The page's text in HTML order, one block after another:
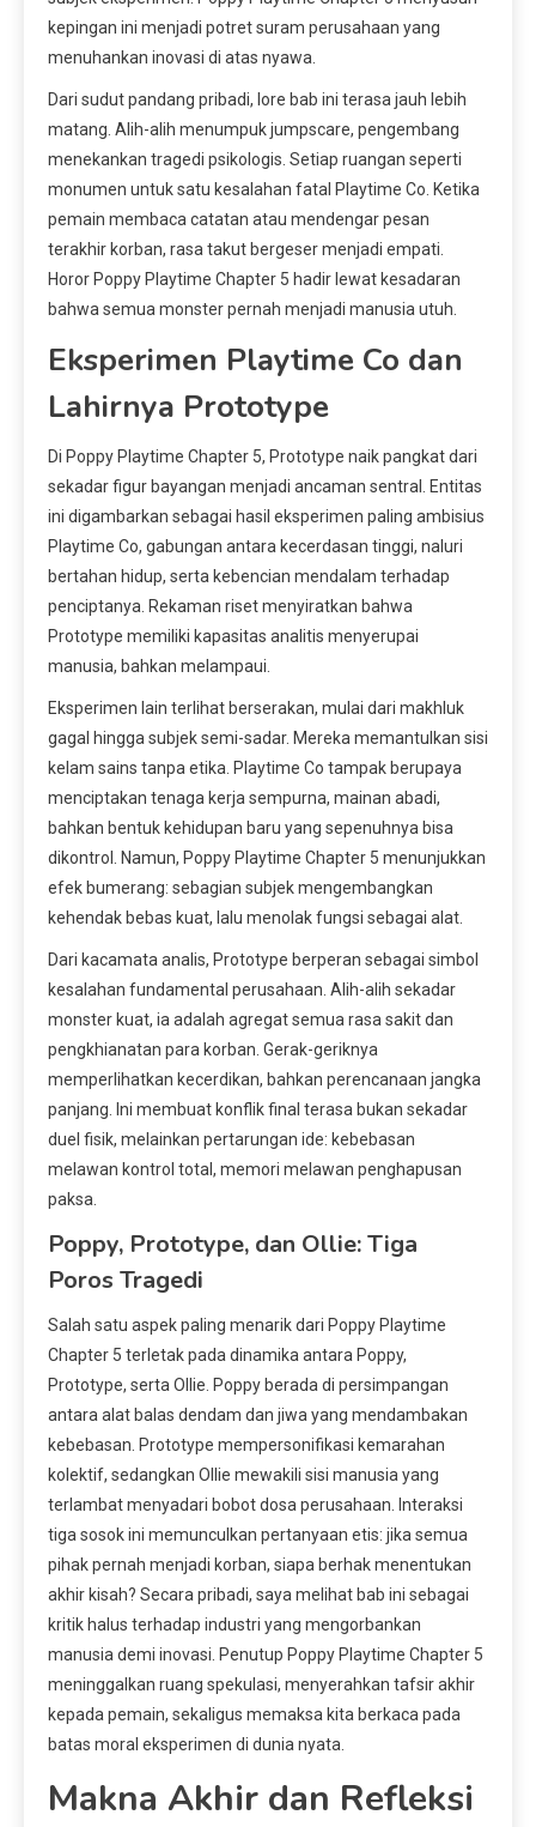
kepingan ini menjadi potret suram perusahaan yang
menuhankan inovasi di atas nyawa.
Dari sudut pandang pribadi, lore bab ini terasa jauh lebih
matang. Alih-alih menumpuk jumpscare, pengembang
menekankan tragedi psikologis. Setiap ruangan seperti
monumen untuk satu kesalahan fatal Playtime Co. Ketika
pemain membaca catatan atau mendengar pesan
terakhir korban, rasa takut bergeser menjadi empati.
Horor Poppy Playtime Chapter 5 hadir lewat kesadaran
bahwa semua monster pernah menjadi manusia utuh.
Eksperimen Playtime Co dan
Lahirnya Prototype
Di Poppy Playtime Chapter 5, Prototype naik pangkat dari
sekadar figur bayangan menjadi ancaman sentral. Entitas
ini digambarkan sebagai hasil eksperimen paling ambisius
Playtime Co, gabungan antara kecerdasan tinggi, naluri
bertahan hidup, serta kebencian mendalam terhadap
penciptanya. Rekaman riset menyiratkan bahwa
Prototype memiliki kapasitas analitis menyerupai
manusia, bahkan melampaui.
Eksperimen lain terlihat berserakan, mulai dari makhluk
gagal hingga subjek semi-sadar. Mereka memantulkan sisi
kelam sains tanpa etika. Playtime Co tampak berupaya
menciptakan tenaga kerja sempurna, mainan abadi,
bahkan bentuk kehidupan baru yang sepenuhnya bisa
dikontrol. Namun, Poppy Playtime Chapter 5 menunjukkan
efek bumerang: sebagian subjek mengembangkan
kehendak bebas kuat, lalu menolak fungsi sebagai alat.
Dari kacamata analis, Prototype berperan sebagai simbol
kesalahan fundamental perusahaan. Alih-alih sekadar
monster kuat, ia adalah agregat semua rasa sakit dan
pengkhianatan para korban. Gerak-geriknya
memperlihatkan kecerdikan, bahkan perencanaan jangka
panjang. Ini membuat konflik final terasa bukan sekadar
duel fisik, melainkan pertarungan ide: kebebasan
melawan kontrol total, memori melawan penghapusan
paksa.
Poppy, Prototype, dan Ollie: Tiga
Poros Tragedi
Salah satu aspek paling menarik dari Poppy Playtime
Chapter 5 terletak pada dinamika antara Poppy,
Prototype, serta Ollie. Poppy berada di persimpangan
antara alat balas dendam dan jiwa yang mendambakan
kebebasan. Prototype mempersonifikasi kemarahan
kolektif, sedangkan Ollie mewakili sisi manusia yang
terlambat menyadari bobot dosa perusahaan. Interaksi
tiga sosok ini memunculkan pertanyaan etis: jika semua
pihak pernah menjadi korban, siapa berhak menentukan
akhir kisah? Secara pribadi, saya melihat bab ini sebagai
kritik halus terhadap industri yang mengorbankan
manusia demi inovasi. Penutup Poppy Playtime Chapter 5
meninggalkan ruang spekulasi, menyerahkan tafsir akhir
kepada pemain, sekaligus memaksa kita berkaca pada
batas moral eksperimen di dunia nyata.
Makna Akhir dan Refleksi